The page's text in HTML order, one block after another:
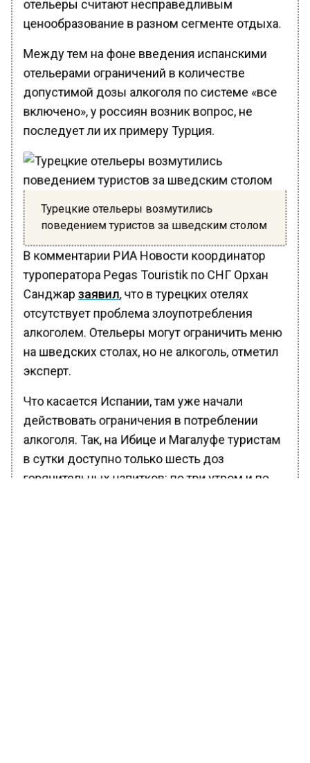
ценообразование в разном сегменте отдыха.
Между тем на фоне введения испанскими
отельерами ограничений в количестве
допустимой дозы алкоголя по системе «все
включено», у россиян возник вопрос, не
последует ли их примеру Турция.
Турецкие отельеры возмутились
поведением туристов за шведским столом
В комментарии РИА Новости координатор
туроператора Pegas Touristik по СНГ Орхан
Санджар заявил , что в турецких отелях
отсутствует проблема злоупотребления
алкоголем. Отельеры могут ограничить меню
на шведских столах, но не алкоголь, отметил
эксперт.
Что касается Испании, там уже начали
действовать ограничения в потреблении
алкоголя. Так, на Ибице и Магалуфе туристам
в сутки доступно только шесть доз
горячительных напитков: по три утром и по